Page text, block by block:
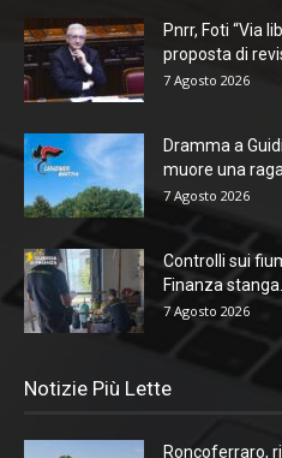
Pnrr, Foti “Via
proposta di
7 Agosto 2026
Dramma a
muore una
7 Agosto 2026
Controlli sui
Finanza stanga...
7 Agosto 2026
Notizie Più Lette
Roncoferraro,